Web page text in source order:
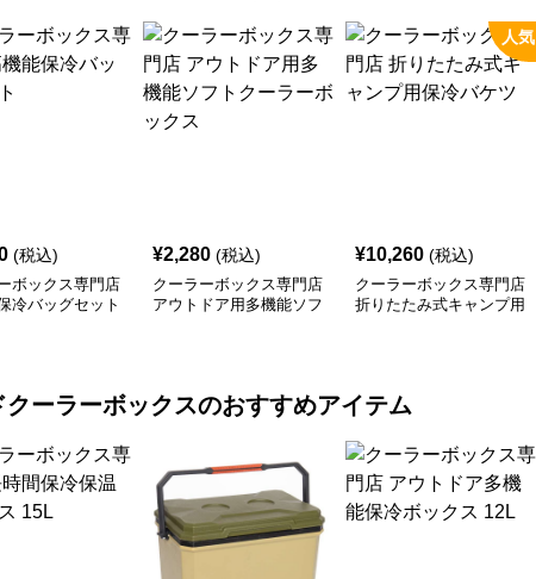
(税込)
ボックス専門店
冷バッグセット
¥2,280 (税込)
クーラーボックス専門店
アウトドア用多機能ソフ
人気
¥10,260 (税込)
クーラーボックス専門店
折りたたみ式キャンプ用
クーラーボックスのおすすめアイテム